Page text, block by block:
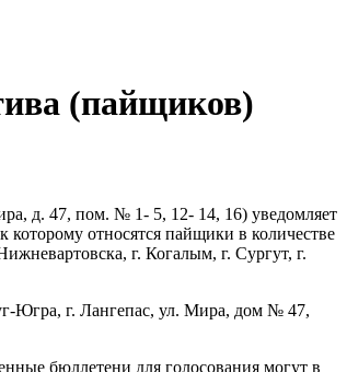
(пайщиков)
д. 47, пом. № 1- 5, 12- 14, 16) уведомляет
относятся пайщики в количестве
г. Когалым, г. Сургут, г.
Югра, г. Лангепас, ул. Мира, дом № 47,
бюллетени для голосования могут в